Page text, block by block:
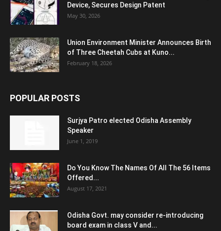
Device, Secures Design Patent
May 30, 2026
Union Environment Minister Announces Birth
of Three Cheetah Cubs at Kuno...
February 18, 2026
POPULAR POSTS
Surjya Patro elected Odisha Assembly
Speaker
June 1, 2019
Do You Know The Names Of All The 56 Items
Offered...
August 17, 2021
Odisha Govt. may consider re-introducing
board exam in class V and...